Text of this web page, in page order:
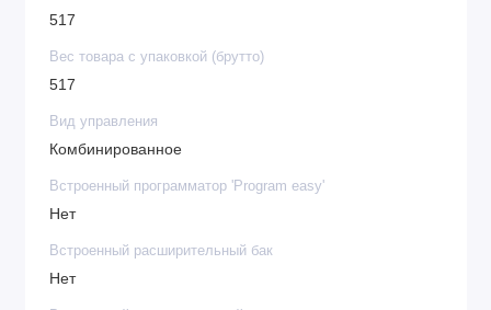
517
Вес товара с упаковкой (брутто)
517
Вид управления
Комбинированное
Встроенный программатор 'Program easy'
Нет
Встроенный расширительный бак
Нет